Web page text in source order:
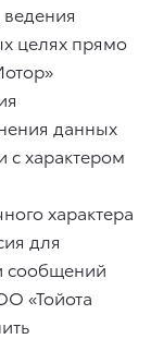
целях прямо
данных
с характером
характера
для
сообщений
«Тойота